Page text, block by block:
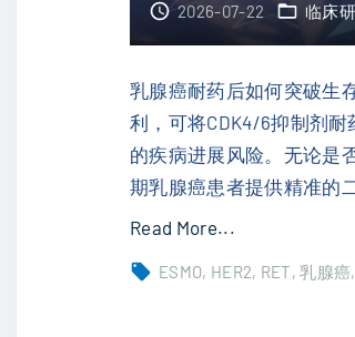
2026-07-22 临床
乳腺癌耐药后如何突破生
利，可将CDK4/6抑制剂
的疾病进展风险。无论是
期乳腺癌患者提供精准的
Read More..."
ESMO HER2 RET 乳腺癌